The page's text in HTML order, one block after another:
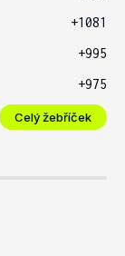
+1081
+995
+975
Celý žebříček